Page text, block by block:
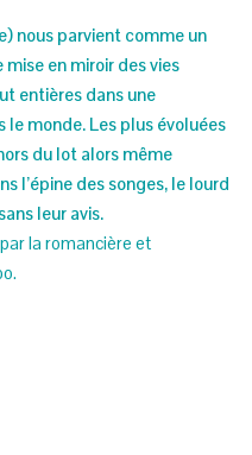
nous parvient comme un
en miroir des vies
entières dans une
monde. Les plus évoluées
du lot alors même
l’épine des songes, le lourd
leur avis.
la romancière et